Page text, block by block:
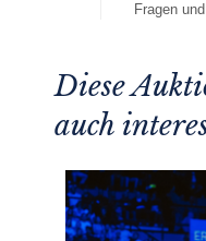
Fragen
Diese
auch